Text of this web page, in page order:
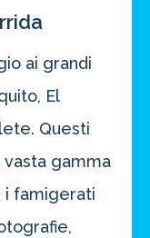
ai grandi
El
Questi
vasta gamma
i famigerati